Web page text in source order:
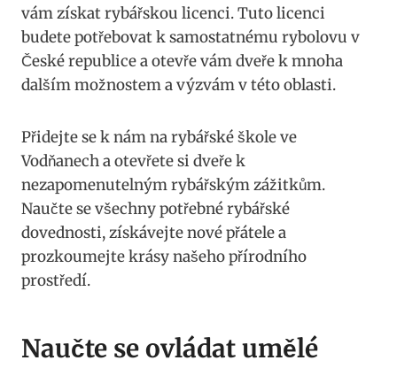
vám získat rybářskou licenci. Tuto licenci
budete ⁤potřebovat k samostatnému rybolovu v
České republice a otevře vám⁤ dveře ⁣k mnoha
dalším možnostem a ⁣výzvám v této oblasti.
Přidejte se k nám na rybářské ‍škole ve
Vodňanech a otevřete si dveře k
⁤nezapomenutelným rybářským zážitkům.
Naučte se všechny potřebné rybářské
⁤dovednosti, získávejte nové přátele a
prozkoumejte krásy našeho přírodního
prostředí.
Naučte ⁤se ovládat umělé